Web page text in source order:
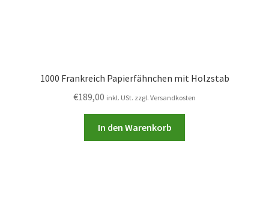
1000 Frankreich Papierfähnchen mit Holzstab
€189,00 inkl. USt. zzgl. Versandkosten
In den Warenkorb